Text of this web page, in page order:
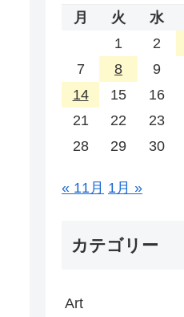
月
火 水
1
2
7
8 9
14
15 16
21
22 23
28
29 30
« 11月 1月 »
カテゴリー
Art